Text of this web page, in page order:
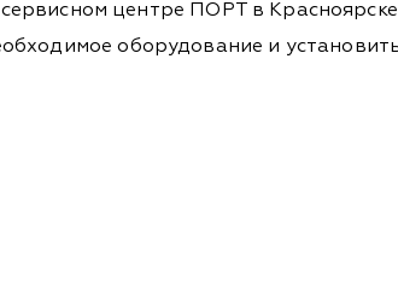
центре ПОРТ в Красноярске
оборудование и